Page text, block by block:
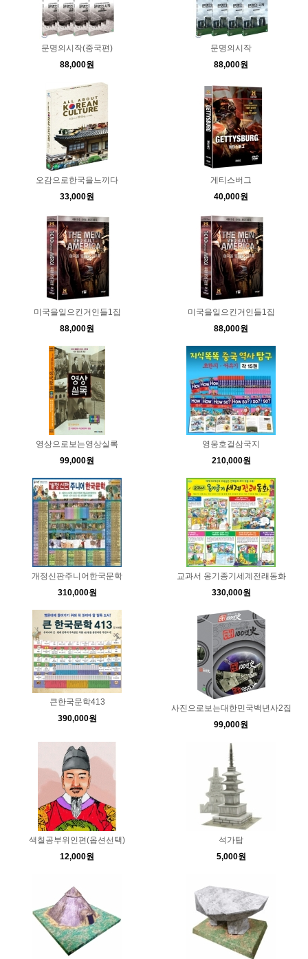
문명의시작(중국편)
88,000원
문명의시작
88,000원
오감으로한국을느끼다
33,000원
게티스버그
40,000원
미국을일으킨거인들1집
88,000원
미국을일으킨거인들1집
88,000원
영상으로보는영상실록
99,000원
영웅호걸삼국지
210,000원
개정신판주니어한국문학
310,000원
교과서 옹기종기세계전래동화
330,000원
큰한국문학413
390,000원
사진으로보는대한민국백년사2집
99,000원
색칠공부위인편(옵션선택)
12,000원
석가탑
5,000원